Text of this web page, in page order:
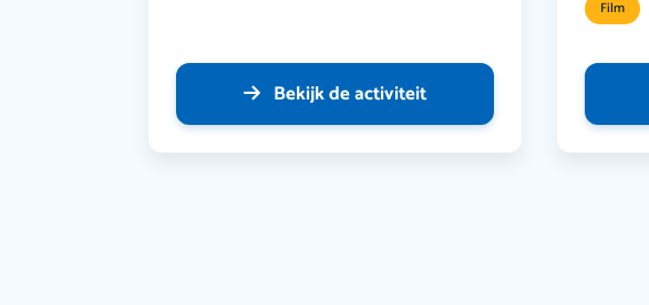
Bekijk de activiteit
Film